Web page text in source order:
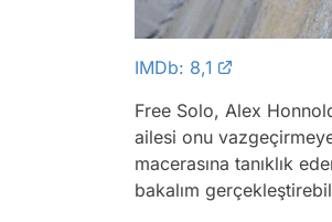
IMDb: 8,1
Free Solo, Alex
ailesi onu
macerasına tanıklık
bakalım